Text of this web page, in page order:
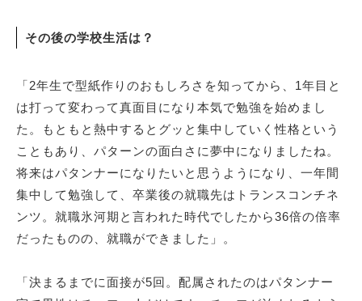
その後の学校生活は？
「2年生で型紙作りのおもしろさを知ってから、1年目と
は打って変わって真面目になり本気で勉強を始めまし
た。もともと熱中するとグッと集中していく性格という
こともあり、パターンの面白さに夢中になりましたね。
将来はパタンナーになりたいと思うようになり、一年間
集中して勉強して、卒業後の就職先はトランスコンチネ
ンツ。就職氷河期と言われた時代でしたから36倍の倍率
だったものの、就職ができました」。
「決まるまでに面接が5回。配属されたのはパタンナー